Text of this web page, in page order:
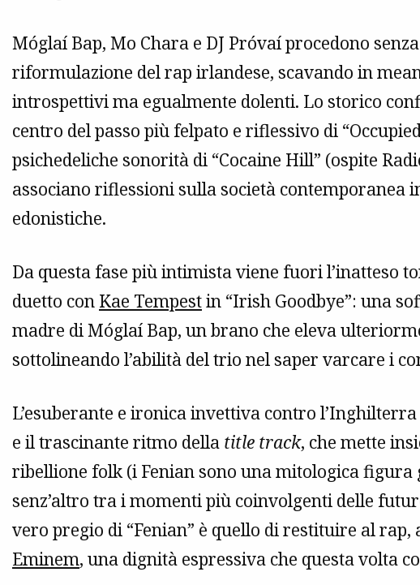
Móglaí Bap, Mo Chara e DJ Próvaí procedono
riformulazione del rap irlandese, scavando in
introspettivi ma egualmente dolenti. Lo storico
centro del passo più felpato e riflessivo di
psichedeliche sonorità di “Cocaine Hill” (ospite
associano riflessioni sulla società contemporanea
edonistiche.
Da questa fase più intimista viene fuori l’inatteso
duetto con Kae Tempestin “Irish Goodbye”: una
madre di Móglaí Bap, un brano che eleva
sottolineando l’abilità del trio nel saper varcare i
L’esuberante e ironica invettiva contro
e il trascinante ritmo della title track, che mette
ribellione folk (i Fenian sono una mitologica
senz’altro tra i momenti più coinvolgenti delle
vero pregio di “Fenian” è quello di restituire al rap,
Eminem, una dignità espressiva che questa volta